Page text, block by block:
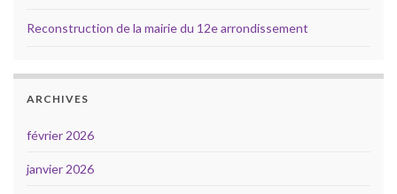
Reconstruction de la mairie du 12e arrondissement
ARCHIVES
février 2026
janvier 2026